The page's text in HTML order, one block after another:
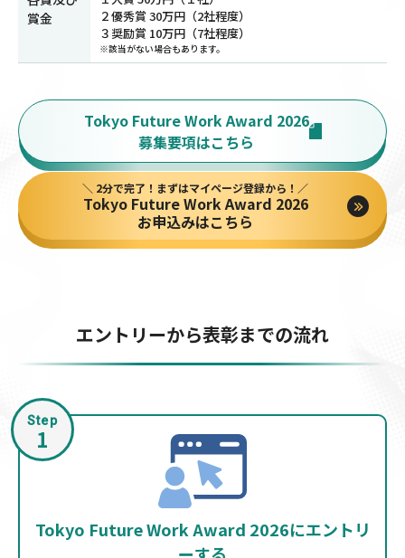
賞金
２優秀賞 30万円（2社程度）
３奨励賞 10万円（7社程度）
※該当がない場合もあります。
Tokyo Future Work Award 2026
募集要項はこちら
＼ 2分で完了！まずはマイページ登録から！／
Tokyo Future Work Award 2026
お申込みはこちら
エントリーから表彰までの流れ
Step
1
Tokyo Future Work Award 2026にエントリ